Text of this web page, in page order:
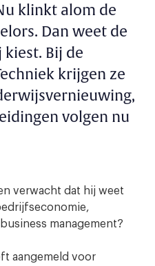
klinkt alom de
Dan weet de
Bij de
krijgen ze
volgen nu
verwacht dat hij weet
management?
aangemeld voor